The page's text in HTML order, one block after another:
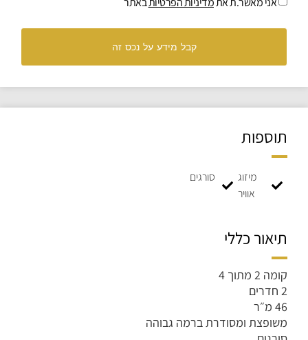
קבל מידע על נכס זה
תוספות
מיזוג
אוויר
סורגים
תיאור כללי
קומה 2 מתוך 4
46 מ״ר
משופצת ומסודרת ברמה גבוהה